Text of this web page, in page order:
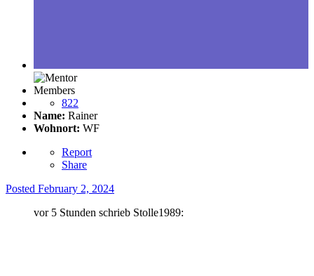
Members
822
Name: Rainer
Wohnort: WF
Report
Share
Posted February 2, 2024
vor 5 Stunden schrieb Stolle1989: